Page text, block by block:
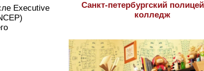
Executive
Санкт-петербургский
колледж